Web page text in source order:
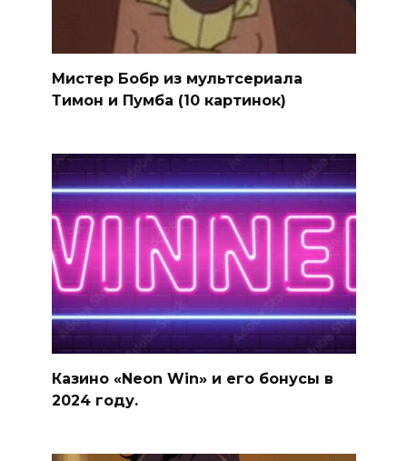
Мистер Бобр из мультсериала
Тимон и Пумба (10 картинок)
Казино «Neon Win» и его бонусы в
2024 году.